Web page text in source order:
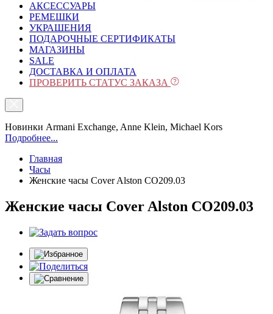
АКСЕССУАРЫ
РЕМЕШКИ
УКРАШЕНИЯ
ПОДАРОЧНЫЕ СЕРТИФИКАТЫ
МАГАЗИНЫ
SALE
ДОСТАВКА И ОПЛАТА
ПРОВЕРИТЬ СТАТУС ЗАКАЗА
Новинки Armani Exchange, Anne Klein, Michael Kors
Подробнее...
Главная
Часы
Женские часы Cover Alston CO209.03
Женские часы Cover Alston CO209.03